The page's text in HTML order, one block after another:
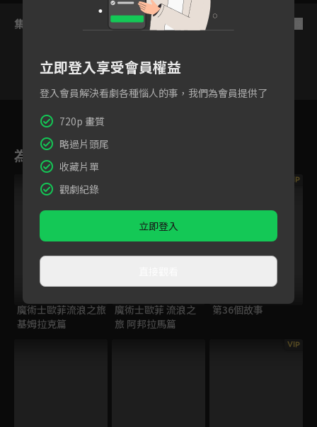
集數列表
為您推薦
魔術士歐菲流浪之旅
基姆拉克篇
魔術士歐菲 流浪之
旅 阿邦拉馬篇
VIP
第36個故事
VIP
立即登入享受會員權益
登入會員解決看劇各種惱人的事，我們為會員提供了
720p 畫質
略過片頭尾
收藏片單
觀劇紀錄
立即登入